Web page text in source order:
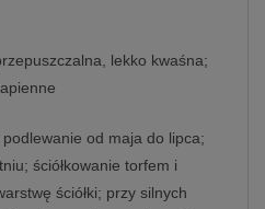
lekko kwaśna;
od maja do lipca;
ściółkowanie torfem i
ściółki; przy silnych